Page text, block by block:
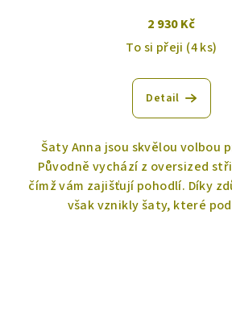
2 930 Kč
To si přeji (4 ks)
Detail
Šaty Anna jsou skvělou volbou
Původně vychází z oversized
čímž vám zajišťují pohodlí. Díky
však vznikly šaty, které